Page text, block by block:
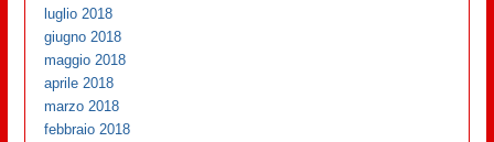
luglio 2018
giugno 2018
maggio 2018
aprile 2018
marzo 2018
febbraio 2018